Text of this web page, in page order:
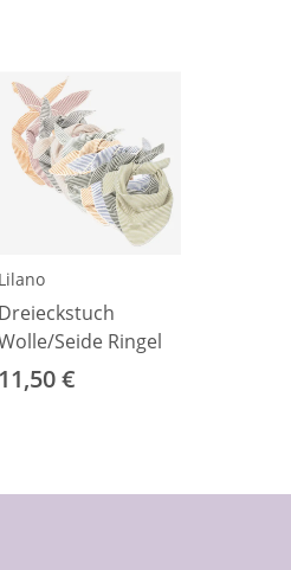
Lilano
Dreieckstuch
Seide Ringel
11,50 €